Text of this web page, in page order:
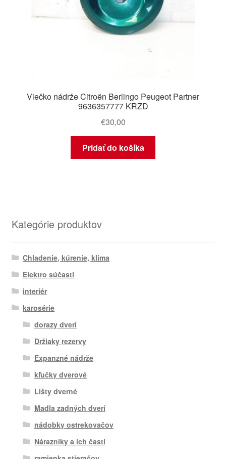
Viečko nádrže Citroën Berlingo Peugeot Partner
9636357777 KRZD
€30,00
Pridať do košíka
Kategórie produktov
Chladenie, kúrenie, klíma
Elektro súčasti
interiér
karosérie
dorazy dverí
Držiaky rezervy
Expanzné nádrže
kľučky dverové
Lišty dverné
Madla zadných dverí
nádobky ostrekovačov
Nárazníky a ich časti